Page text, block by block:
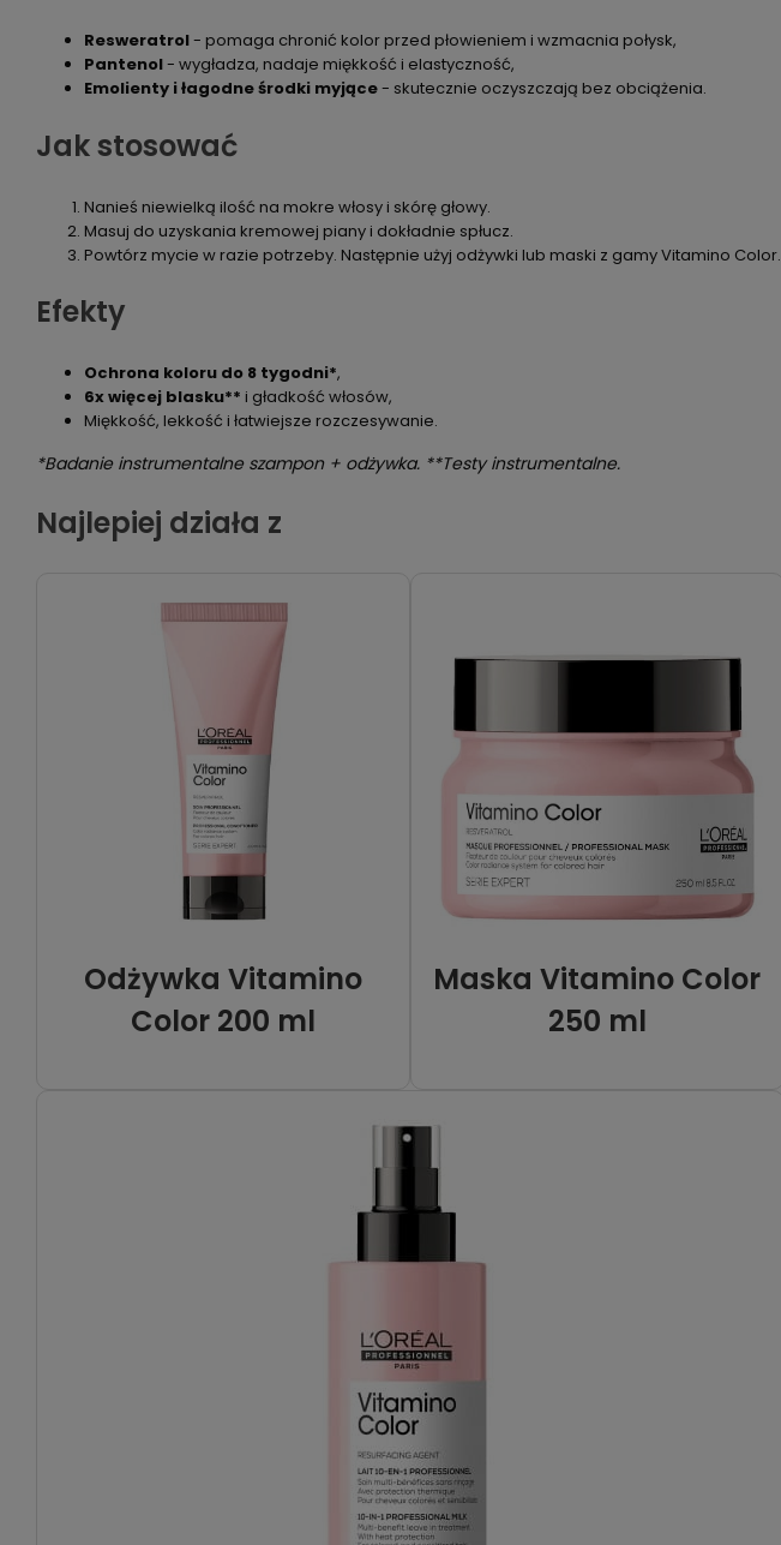
Resweratrol- pomaga chronić kolor przed płowieniem i wzmacnia połysk,
Pantenol- wygładza, nadaje miękkość i elastyczność,
Emolienty i łagodne środki myjące- skutecznie oczyszczają bez obciążenia.
Jak stosować
Nanieś niewielką ilość na mokre włosy i skórę głowy.
Masuj do uzyskania kremowej piany i dokładnie spłucz.
Powtórz mycie w razie potrzeby. Następnie użyj odżywki lub maski z gamy Vitamino Color.
Efekty
Ochrona koloru do 8 tygodni*,
6x więcej blasku** i gładkość włosów,
Miękkość, lekkość i łatwiejsze rozczesywanie.
*Badanie instrumentalne szampon + odżywka. **Testy instrumentalne.
Najlepiej działa z
Odżywka Vitamino
Color 200 ml
Maska Vitamino Color
250 ml